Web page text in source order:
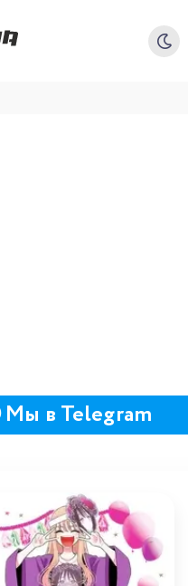
Мы в Telegram